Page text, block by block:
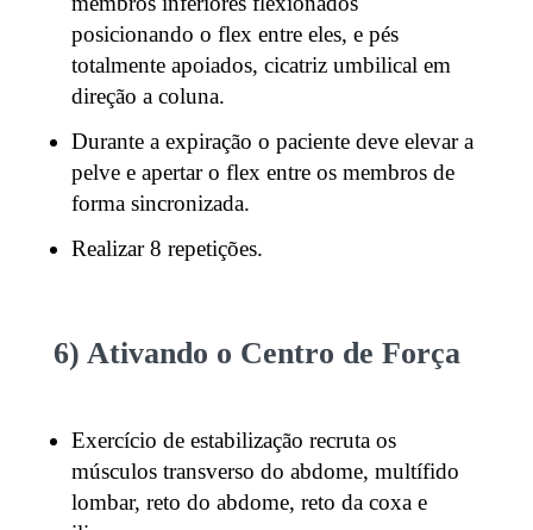
posicionando o flex entre eles, e pés
totalmente apoiados, cicatriz umbilical em
direção a coluna.
Durante a expiração o paciente deve elevar a
pelve e apertar o flex entre os membros de
forma sincronizada.
Realizar 8 repetições.
6) Ativando o Centro de Força
Exercício de estabilização recruta os
músculos transverso do abdome, multífido
lombar, reto do abdome, reto da coxa e